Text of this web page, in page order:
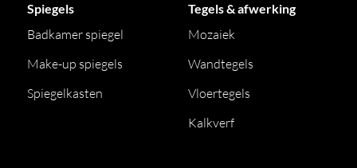
Spiegels
Badkamer spiegel
Make-up spiegels
Spiegelkasten
Tegels & afwerking
Mozaiek
Wandtegels
Vloertegels
Kalkverf